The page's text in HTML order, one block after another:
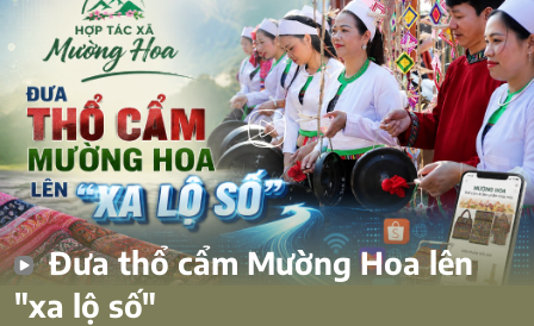
Đưa thổ cẩm Mường Hoa lên
"xa lộ số"